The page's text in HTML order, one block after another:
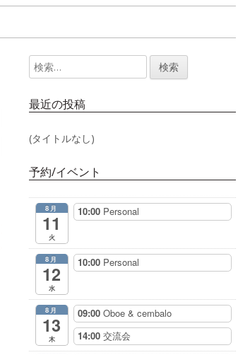
メ
イ
ン
サ
イ
ド
バ
検
索:
最近の投稿
(タイトルなし)
予約/イベント
8月
11
火
10:00 Personal
8月
12
水
10:00 Personal
8月
13
木
09:00 Oboe & cembalo
14:00 交流会